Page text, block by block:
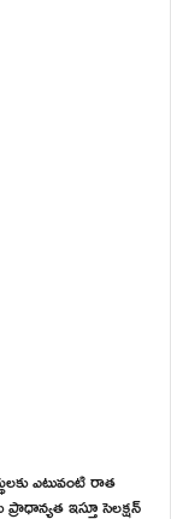
ఎటువంటి రాత
ఇస్తూ సెలక్షన్